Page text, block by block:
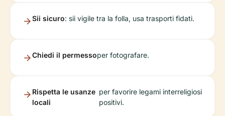
Sii sicuro: sii vigile tra la folla, usa trasporti fidati.
Chiedi il permessoper fotografare.
Rispetta le usanze
locali
per favorire legami interreligiosi
positivi.